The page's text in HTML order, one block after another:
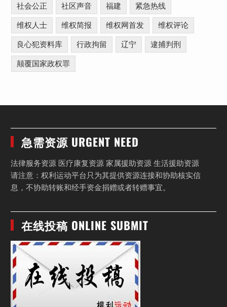
社会公正 社区声音 福建 紧急热线
维权人士 维权简报 维权网首发 维权评论
良心犯资料库 行政拘留 辽宁 逮捕判刑
颠覆国家政权罪
急需资源 URGENT NEED
法律服务资源 医疗康复资源 家属援助资源 生活援助资源
请注意：权利运动平台只为其提供资源连接和协助核实信
息，不协助转账和经手资金捐赠或者转赠事宜。
在线投稿 ONLINE SUBMIT